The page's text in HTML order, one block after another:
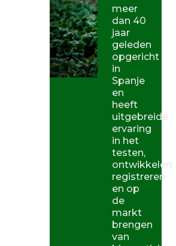
meer
dan 40
jaar
geleden
opgericht
in
Spanje
en
heeft
uitgebreide
ervaring
in het
testen,
ontwikkelen,
registreren
en op
de
markt
brengen
van